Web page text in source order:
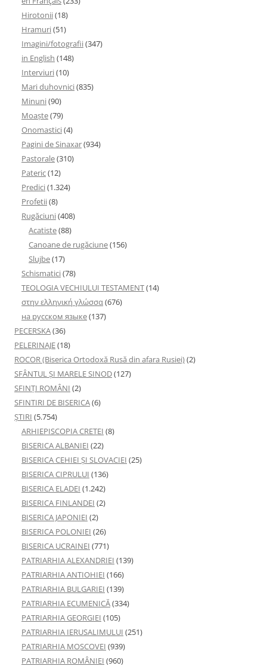
Hirotonii(18)
Hramuri(51)
Imagini/fotografii(347)
in English (148)
Interviuri(10)
Mari duhovnici(835)
Minuni(90)
Moaşte(79)
Onomastici(4)
Pagini de Sinaxar(934)
Pastorale(310)
Pateric(12)
Predici(1.324)
Profetii(8)
Rugăciuni(408)
Acatiste(88)
Canoane de rugăciune(156)
Slujbe(17)
Schismatici(78)
TEOLOGIA VECHIULUI TESTAMENT(14)
στην ελληνική γλώσσα(676)
на русском языке(137)
PECERSKA(36)
PELERINAJE(18)
ROCOR (Biserica Ortodoxă Rusă din afara Rusiei)(2)
SFÂNTUL ȘI MARELE SINOD(127)
SFINȚI ROMÂNI (2)
SFINTIRI DE BISERICA(6)
ŞTIRI (5.754)
ARHIEPISCOPIA CRETEI (8)
BISERICA ALBANIEI (22)
BISERICA CEHIEI ŞI SLOVACIEI (25)
BISERICA CIPRULUI (136)
BISERICA ELADEI (1.242)
BISERICA FINLANDEI (2)
BISERICA JAPONIEI (2)
BISERICA POLONIEI (26)
BISERICA UCRAINEI (771)
PATRIARHIA ALEXANDRIEI (139)
PATRIARHIA ANTIOHIEI (166)
PATRIARHIA BULGARIEI (139)
PATRIARHIA ECUMENICĂ(334)
PATRIARHIA GEORGIEI (105)
PATRIARHIA IERUSALIMULUI (251)
PATRIARHIA MOSCOVEI (939)
PATRIARHIA ROMÂNIEI (960)